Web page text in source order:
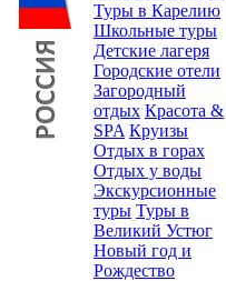
Туры в Карелию
Школьные туры
Детские лагеря
Городские отели
Загородный
отдых Красота &
SPA Круизы
Отдых в горах
Отдых у воды
Экскурсионные
туры Туры в
Великий Устюг
Новый год и
Рождество